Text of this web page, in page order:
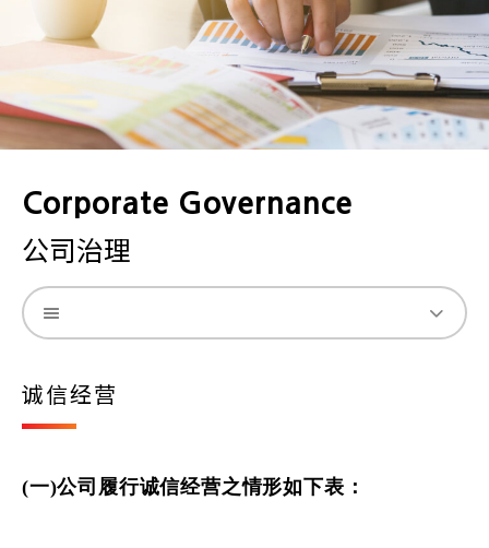
Corporate Governance
公司治理
诚信经营
(一)公司履行诚信经营之情形如下表：